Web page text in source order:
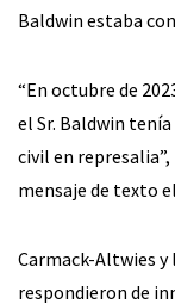
Baldwin estaba
“En octubre de
el Sr. Baldwin
civil en
mensaje de texto
Carmack-Altwies y
respondieron de